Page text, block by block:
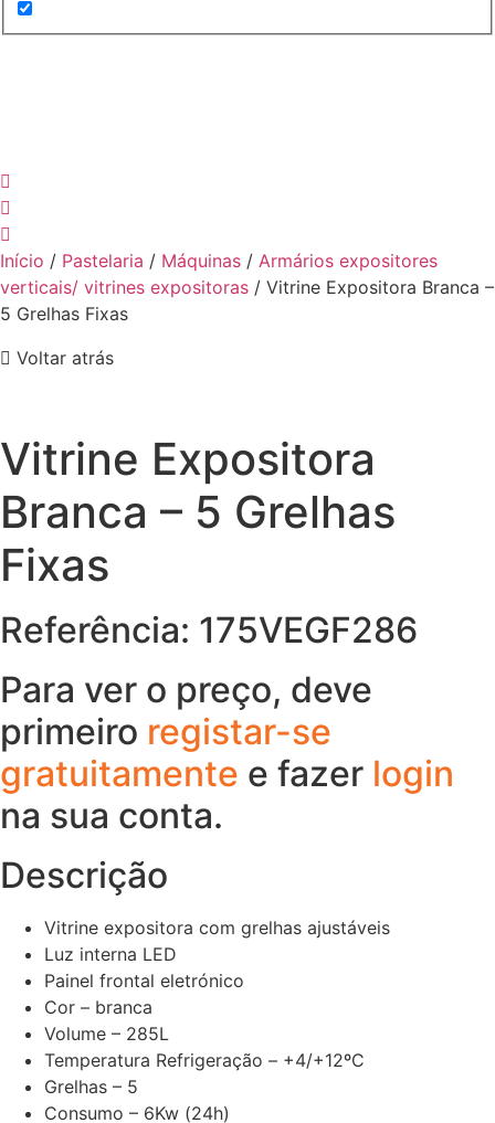
Início / Pastelaria / Máquinas / Armários expositores
verticais/ vitrines expositoras / Vitrine Expositora Branca –
5 Grelhas Fixas
Voltar atrás
Vitrine Expositora
Branca – 5 Grelhas
Fixas
Referência: 175VEGF286
Para ver o preço, deve
primeiro registar-se
gratuitamente e fazer login
na sua conta.
Descrição
Vitrine expositora com grelhas ajustáveis
Luz interna LED
Painel frontal eletrónico
Cor – branca
Volume – 285L
Temperatura Refrigeração – +4/+12ºC
Grelhas – 5
Consumo – 6Kw (24h)